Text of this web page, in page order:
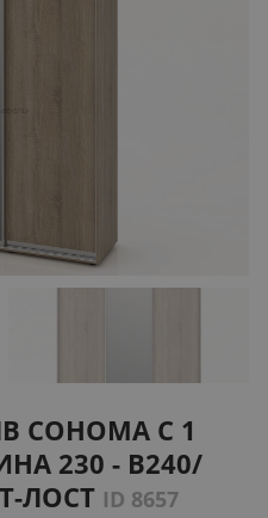
СОНОМА С 1
230 - В240/
ЛОСТ ID 8657